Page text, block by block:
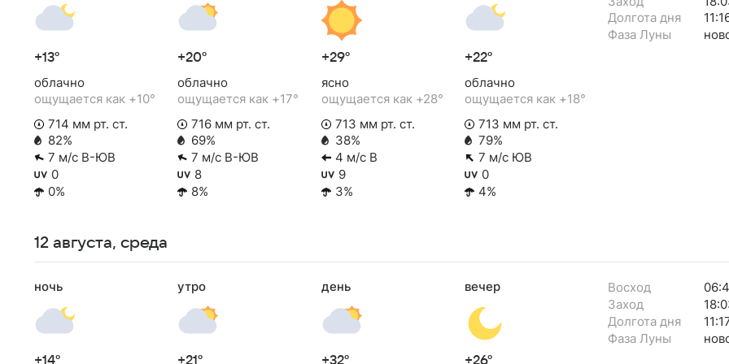
+13°
облачно
ощущается как +10°
714 мм рт. ст.
82%
7 м/с В-ЮВ
0
0%
+20°
облачно
ощущается как +17°
716 мм рт. ст.
69%
7 м/с В-ЮВ
8
8%
+29°
ясно
ощущается как +28°
713 мм рт. ст.
38%
4 м/с В
9
3%
+22°
облачно
ощущается как +18°
713 мм рт. ст.
79%
7 м/с ЮВ
0
4%
Долгота дня
Фаза Луны
12 августа, среда
ночь
+14°
утро
+21°
день
+32°
вечер
+26°
Восход
Заход
Долгота дня
Фаза Луны